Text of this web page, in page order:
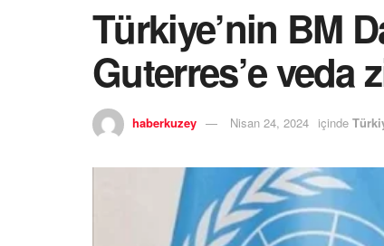
Türkiye’nin BM
Guterres’e veda
haberkuzey Nisan 24, 2024 içinde